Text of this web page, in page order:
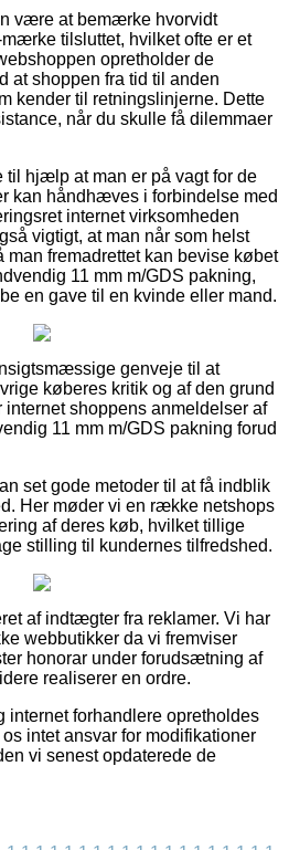
være at bemærke hvorvidt
tilsluttet, hvilket ofte er et
opretholder de
at shoppen fra tid til anden
kender til retningslinjerne. Dette
når du skulle få dilemmaer
hjælp at man er på vagt for de
kan håndhæves i forbindelse med
internet virksomheden
vigtigt, at man når som helst
man fremadrettet kan bevise købet
11 mm m/GDS pakning,
en gave til en kvinde eller mand.
genveje til at
køberes kritik og af den grund
internet shoppens anmeldelser af
11 mm m/GDS pakning forud
set gode metoder til at få indblik
Her møder vi en række netshops
af deres køb, hvilket tillige
stilling til kundernes tilfredshed.
af indtægter fra reklamer. Vi har
webbutikker da vi fremviser
honorar under forudsætning af
realiserer en ordre.
internet forhandlere opretholdes
intet ansvar for modifikationer
vi senest opdaterede de